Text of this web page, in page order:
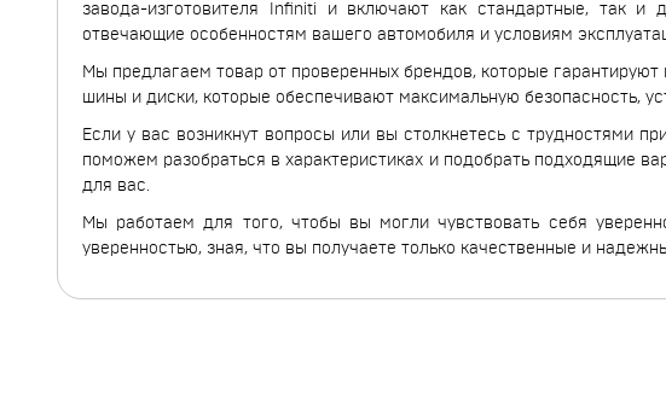
завода-изготовителя Infiniti и включают как стандартные, так и
отвечающие особенностям вашего автомобиля и условиям
Мы предлагаем товар от проверенных брендов, которые
шины и диски, которые обеспечивают максимальную безопасность,
Если у вас возникнут вопросы или вы столкнетесь с трудностями
поможем разобраться в характеристиках и подобрать подходящие
для вас.
Мы работаем для того, чтобы вы могли чувствовать себя
уверенностью, зная, что вы получаете только качественные и